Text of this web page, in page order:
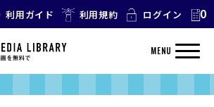
利用ガイド 利用規約 ログイン 0
MENU